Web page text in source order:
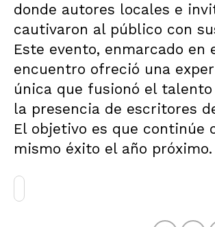
donde autores locales e
cautivaron al público con
Este evento, enmarcado en
encuentro ofreció una
única que fusionó el
la presencia de escritores
El objetivo es que continúe
mismo éxito el año próximo.